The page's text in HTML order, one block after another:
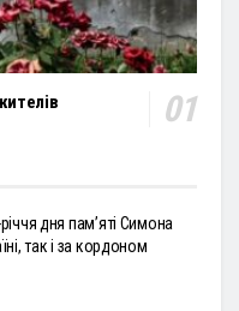
дня пам’яті Симона
так і за кордоном